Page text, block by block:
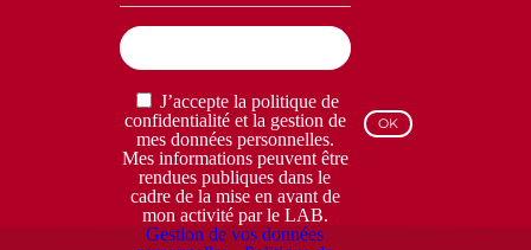
RGPD
(Nécessaire)
J’accepte la politique de
confidentialité et la gestion de
mes données personnelles.
Mes informations peuvent être
rendues publiques dans le
cadre de la mise en avant de
mon activité par le LAB.
Gestion de vos données